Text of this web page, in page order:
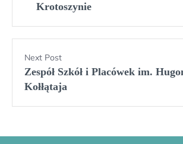
Krotoszynie
Next Post
Zespół Szkół i Placówek im.
Kołłątaja